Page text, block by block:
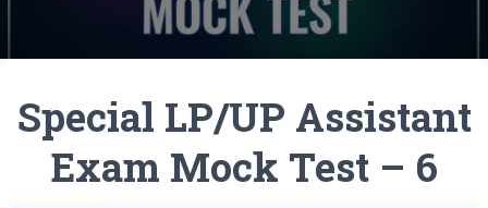
Special LP/UP Assistant
Exam Mock Test – 6